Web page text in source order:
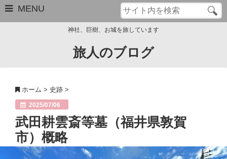
MENU
サイトマップ
管理人のプロフィール
Close
神社、巨樹、お城を旅しています
旅人のブログ
ホーム > 史跡 >
2025/07/06
武田耕雲斎等墓（福井県敦賀
市）概略